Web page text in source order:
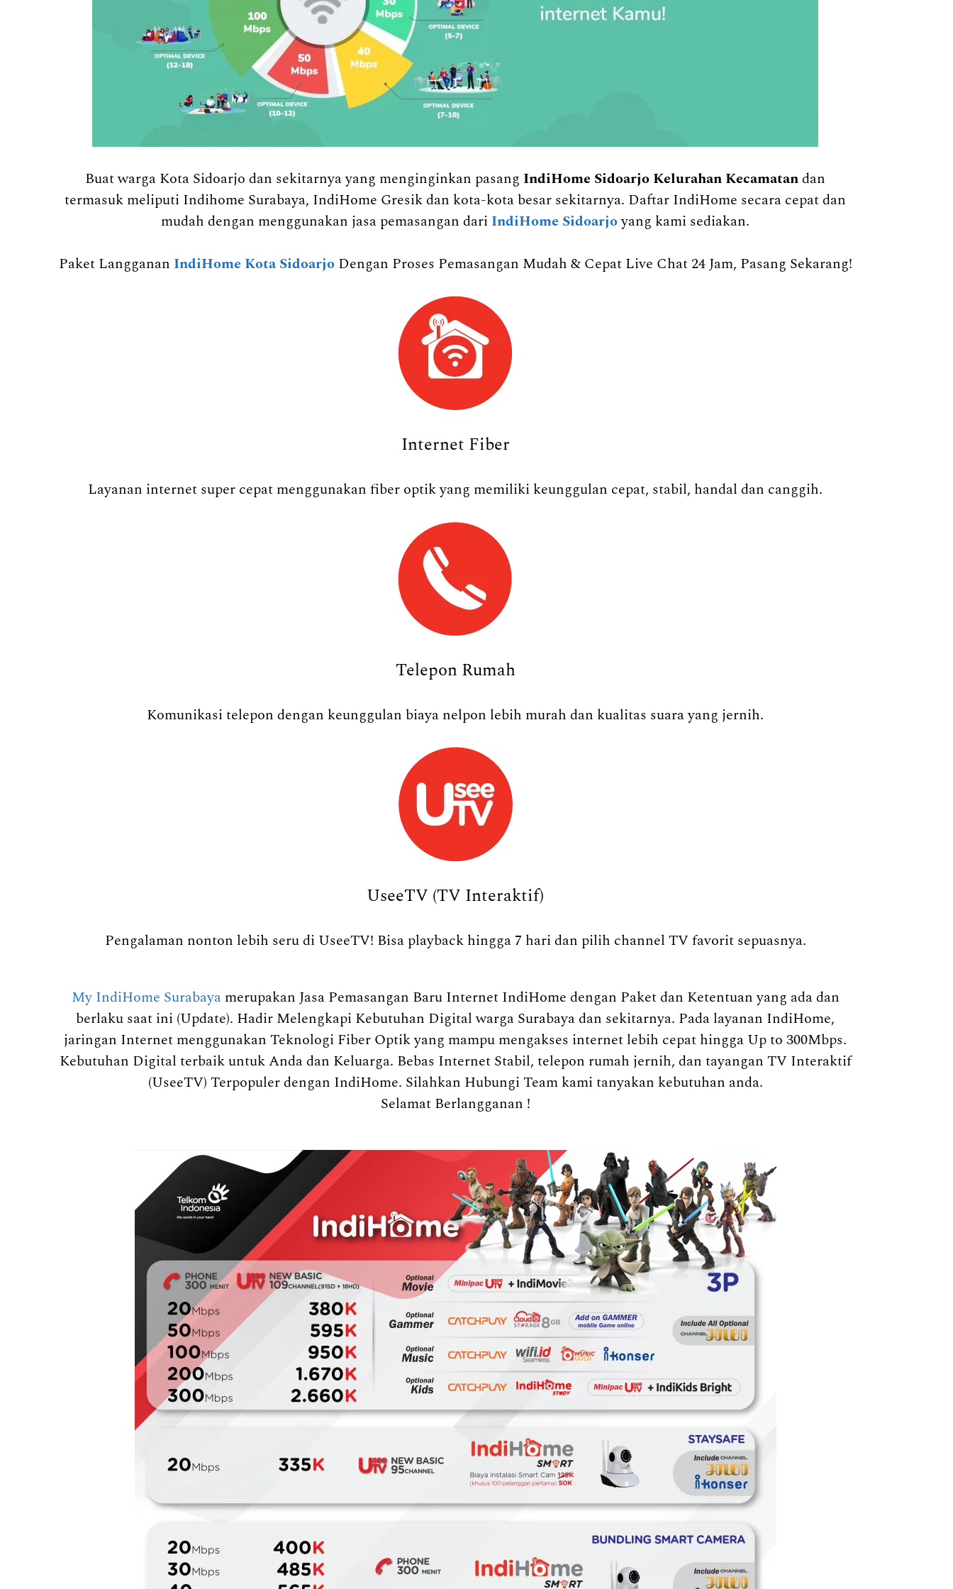
Buat warga Kota Sidoarjo dan sekitarnya yang menginginkan pasang IndiHome Sidoarjo Kelurahan Kecamatan dan
termasuk meliputi Indihome Surabaya, IndiHome Gresik dan kota-kota besar sekitarnya. Daftar IndiHome secara cepat dan
mudah dengan menggunakan jasa pemasangan dari IndiHome Sidoarjoyang kami sediakan.
Paket Langganan IndiHome Kota Sidoarjo Dengan Proses Pemasangan Mudah & Cepat Live Chat 24 Jam, Pasang Sekarang!
Internet Fiber
Layanan internet super cepat menggunakan fiber optik yang memiliki keunggulan cepat, stabil, handal dan canggih.
Telepon Rumah
Komunikasi telepon dengan keunggulan biaya nelpon lebih murah dan kualitas suara yang jernih.
UseeTV (TV Interaktif)
Pengalaman nonton lebih seru di UseeTV! Bisa playback hingga 7 hari dan pilih channel TV favorit sepuasnya.
My IndiHome Surabayamerupakan Jasa Pemasangan Baru Internet IndiHome dengan Paket dan Ketentuan yang ada dan
berlaku saat ini (Update). Hadir Melengkapi Kebutuhan Digital warga Surabaya dan sekitarnya. Pada layanan IndiHome,
jaringan Internet menggunakan Teknologi Fiber Optik yang mampu mengakses internet lebih cepat hingga Up to 300Mbps.
Kebutuhan Digital terbaik untuk Anda dan Keluarga. Bebas Internet Stabil, telepon rumah jernih, dan tayangan TV Interaktif
(UseeTV) Terpopuler dengan IndiHome. Silahkan Hubungi Team kami tanyakan kebutuhan anda.
Selamat Berlangganan !